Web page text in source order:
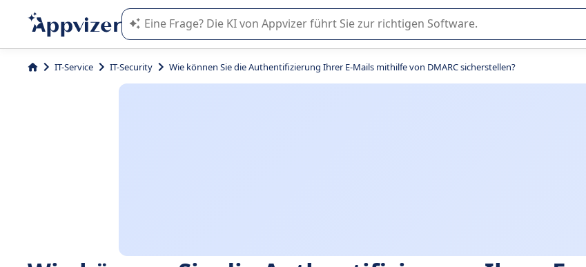
Die KI von Appvizer führt Sie bei der Nutzung oder Auswahl von SaaS-Software in Unternehmen.
IT-Service IT-Security Wie können Sie die Authentifizierung Ihrer E-Mails mithilfe von DMARC sicherstellen?